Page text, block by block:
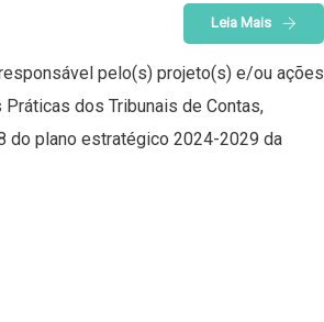
Leia Mais
pelo(s) projeto(s) e/ou ações
Práticas dos Tribunais de Contas,
do plano estratégico 2024-2029 da